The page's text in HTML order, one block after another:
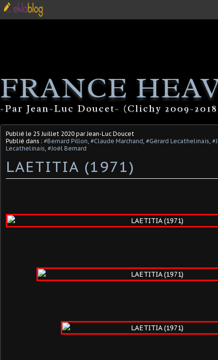
FRANCE
-Par Jean-Luc Doucet- (Clichy 2009-
Publié le 25 Juillet 2020 par Jean-Luc Doucet
Publié dans : #Bernard Pillon, #Claude Marchand, #Gérard Lecathelinais,
Lecathelinais, #Joël Bernard
LAETITIA (1971)